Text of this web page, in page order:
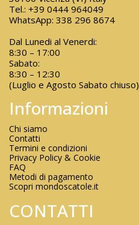
Tel.: +39 0444 964049
WhatsApp: 338 296 8674
Dal Lunedi al Venerdi:
8:30 – 17:00
Sabato:
8:30 – 12:30
(Luglio e Agosto Sabato chiuso)
Informazioni
Chi siamo
Contatti
Termini e condizioni
Privacy Policy & Cookie
FAQ
Metodi di pagamento
Scopri mondoscatole.it
CONTATTI